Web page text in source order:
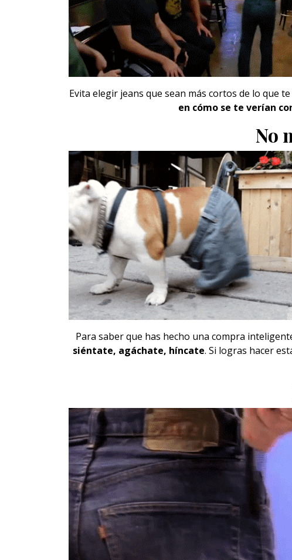
Evita elegir jeans que sean más cortos de lo que
en cómo se te verían
No
Para saber que has hecho una compra
siéntate, agáchate, híncate. Si logras hacer